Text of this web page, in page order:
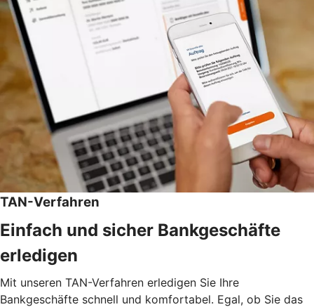
TAN-Verfahren
Einfach und sicher Bankgeschäfte
erledigen
Mit unseren TAN-Verfahren erledigen Sie Ihre
Bankgeschäfte schnell und komfortabel. Egal, ob Sie das